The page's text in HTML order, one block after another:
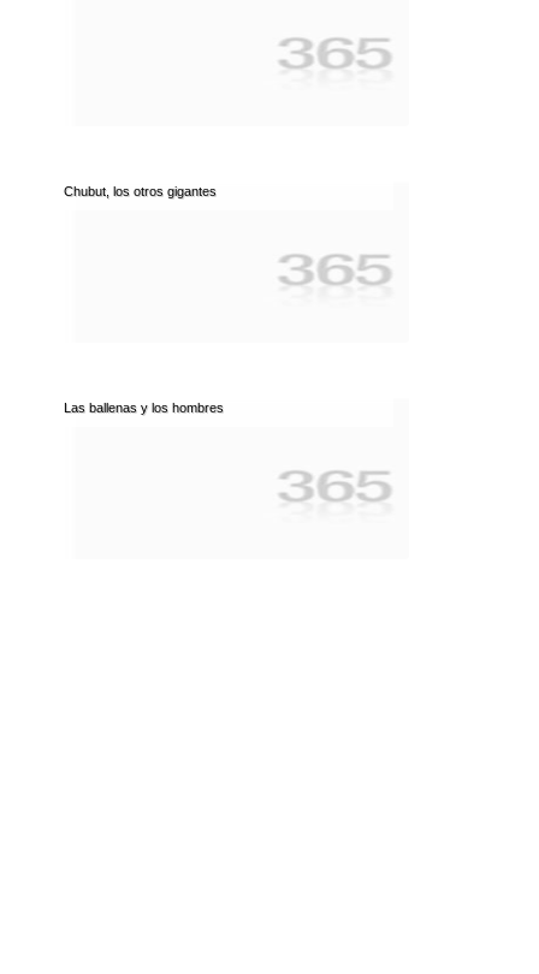
Chubut, los otros gigantes
Las ballenas y los hombres